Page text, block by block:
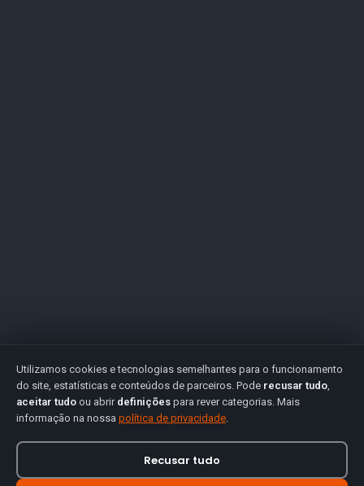
Utilizamos cookies e tecnologias semelhantes para o funcionamento
do site, estatísticas e conteúdos de parceiros. Pode recusar tudo,
aceitar tudo ou abrir definições para rever categorias. Mais
informação na nossa política de privacidade.
Recusar tudo